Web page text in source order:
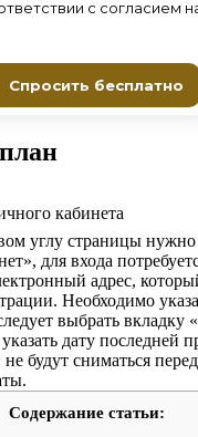
кабинета
углу страницы
для входа
адрес,
Необходимо
выбрать
дату последней
будут сниматься
Содержание статьи: